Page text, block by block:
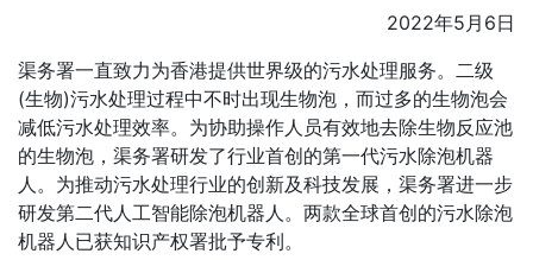
2022年5月6日
渠务署一直致力为香港提供世界级的污水处理服务。二级
(生物)污水处理过程中不时出现生物泡，而过多的生物泡会
减低污水处理效率。为协助操作人员有效地去除生物反应池
的生物泡，渠务署研发了行业首创的第一代污水除泡机器
人。为推动污水处理行业的创新及科技发展，渠务署进一步
研发第二代人工智能除泡机器人。两款全球首创的污水除泡
机器人已获知识产权署批予专利。